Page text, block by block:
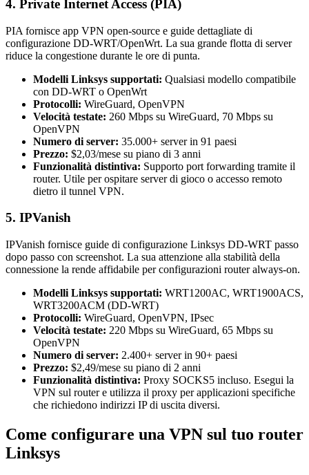
4. Private Internet Access (PIA)
PIA fornisce app VPN open-source e guide dettagliate di
configurazione DD-WRT/OpenWrt. La sua grande flotta di server
riduce la congestione durante le ore di punta.
Modelli Linksys supportati: Qualsiasi modello compatibile
con DD-WRT o OpenWrt
Protocolli: WireGuard, OpenVPN
Velocità testate: 260 Mbps su WireGuard, 70 Mbps su
OpenVPN
Numero di server: 35.000+ server in 91 paesi
Prezzo: $2,03/mese su piano di 3 anni
Funzionalità distintiva: Supporto port forwarding tramite il
router. Utile per ospitare server di gioco o accesso remoto
dietro il tunnel VPN.
5. IPVanish
IPVanish fornisce guide di configurazione Linksys DD-WRT passo
dopo passo con screenshot. La sua attenzione alla stabilità della
connessione la rende affidabile per configurazioni router always-on.
Modelli Linksys supportati: WRT1200AC, WRT1900ACS,
WRT3200ACM (DD-WRT)
Protocolli: WireGuard, OpenVPN, IPsec
Velocità testate: 220 Mbps su WireGuard, 65 Mbps su
OpenVPN
Numero di server: 2.400+ server in 90+ paesi
Prezzo: $2,49/mese su piano di 2 anni
Funzionalità distintiva: Proxy SOCKS5 incluso. Esegui la
VPN sul router e utilizza il proxy per applicazioni specifiche
che richiedono indirizzi IP di uscita diversi.
Come configurare una VPN sul tuo router
Linksys